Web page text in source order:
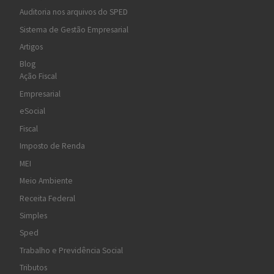
Auditoria nos arquivos do SPED
Sistema de Gestão Empresarial
Artigos
Blog
Ação Fiscal
Empresarial
eSocial
Fiscal
Imposto de Renda
MEI
Meio Ambiente
Receita Federal
Simples
Sped
Trabalho e Previdência Social
Tributos